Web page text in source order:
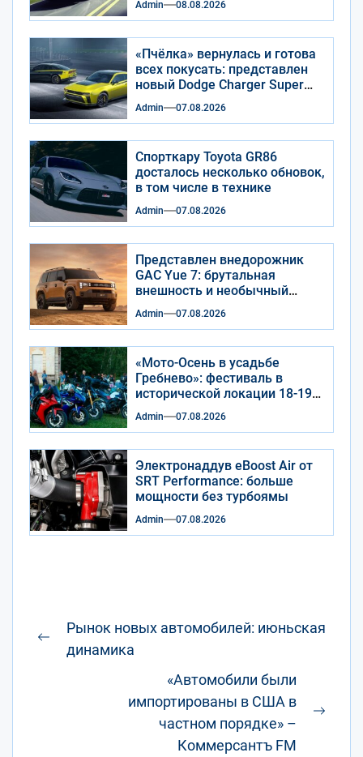
Admin 08.08.2026
«Пчёлка» вернулась и готова
всех покусать: представлен
новый Dodge Charger Super
Bee
Admin 07.08.2026
Спорткару Toyota GR86
досталось несколько обновок,
в том числе в технике
Admin 07.08.2026
Представлен внедорожник
GAC Yue 7: брутальная
внешность и необычный
салон
Admin 07.08.2026
«Мото-Осень в усадьбе
Гребнево»: фестиваль в
исторической локации 18-19
сентября 2026 года
Admin 07.08.2026
Электронаддув eBoost Air от
SRT Performance: больше
мощности без турбоямы
Admin 07.08.2026
Навигация
поПредыдущая
Рынок новых автомобилей: июньская
динамика
«Автомобили были
импортированы в США в
частном порядке» –
Коммерсантъ FM